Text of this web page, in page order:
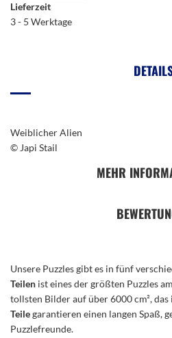
Lieferzeit
3 - 5 Werktage
Weiblicher Alien
© Japi Stail
MEHR
Unsere Puzzles gibt es in fünf
Teilen ist eines der größten Puzzles
tollsten Bilder auf über 6000 cm²,
Teilegarantieren einen langen Spaß,
Puzzlefreunde.